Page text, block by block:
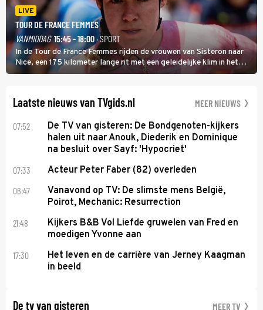
LIVE
TOUR DE FRANCE FEMMES
VANMIDDAG 15:45 - 18:00· SPORT
In de Tour de France Femmes rijden de vrouwen van Sisteron naar
Nice, een 175 kilometer lange rit met een geleidelijke klim in het
midden. Dat is mogelijk niet de zwaarste hindernis, dat is de
Laatste nieuws van TVgids.nl MEER NIEUWS
07:52
De TV van gisteren: De Bondgenoten-kijkers
halen uit naar Anouk, Diederik en Dominique
na besluit over Sayf: 'Hypocriet'
07:33 Acteur Peter Faber (82) overleden
06:47
Vanavond op TV: De slimste mens België,
Poirot, Mechanic: Resurrection
21:48
Kijkers B&B Vol Liefde gruwelen van Fred en
moedigen Yvonne aan
17:30
Het leven en de carrière van Jerney Kaagman
in beeld
De tv van gisteren MEER TV